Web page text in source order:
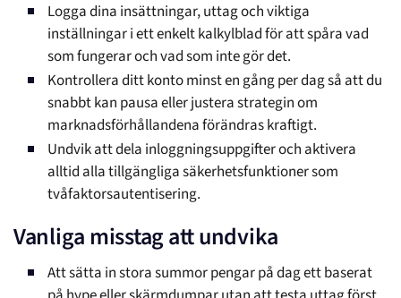
Logga dina insättningar, uttag och viktiga
inställningar i ett enkelt kalkylblad för att spåra vad
som fungerar och vad som inte gör det.
Kontrollera ditt konto minst en gång per dag så att du
snabbt kan pausa eller justera strategin om
marknadsförhållandena förändras kraftigt.
Undvik att dela inloggningsuppgifter och aktivera
alltid alla tillgängliga säkerhetsfunktioner som
tvåfaktorsautentisering.
Vanliga misstag att undvika
Att sätta in stora summor pengar på dag ett baserat